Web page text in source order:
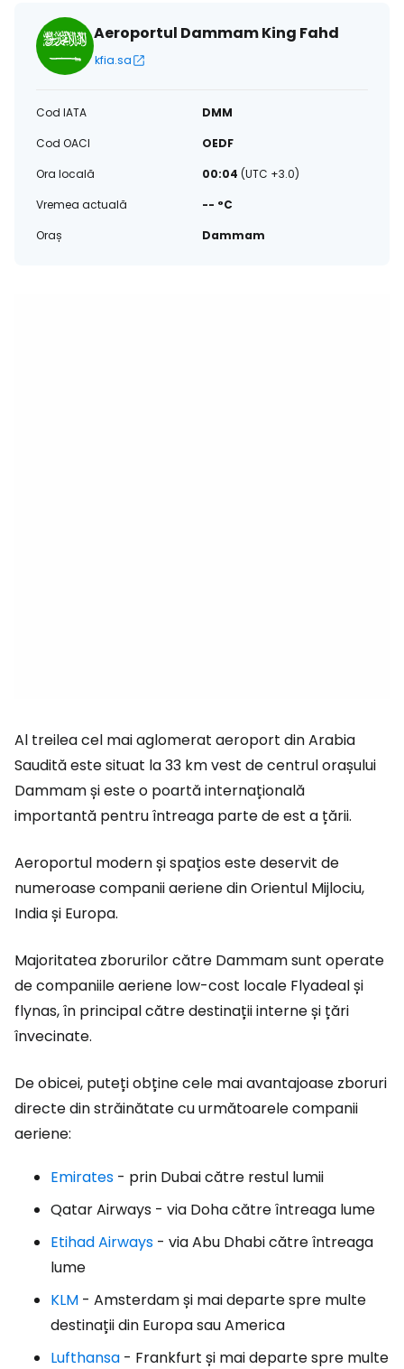
Aeroportul Dammam King Fahd
kfia.sa
Cod IATA
DMM
Cod OACI
OEDF
Ora locală
00:04 (UTC +3.0)
Vremea actuală
-- °C
Oraș
Dammam
Al treilea cel mai aglomerat aeroport din Arabia
Saudită este situat la 33 km vest de centrul orașului
Dammam și este o poartă internațională
importantă pentru întreaga parte de est a țării.
Aeroportul modern și spațios este deservit de
numeroase companii aeriene din Orientul Mijlociu,
India și Europa.
Majoritatea zborurilor către Dammam sunt operate
de companiile aeriene low-cost locale Flyadeal și
flynas, în principal către destinații interne și țări
învecinate.
De obicei, puteți obține cele mai avantajoase zboruri
directe din străinătate cu următoarele companii
aeriene:
Emirates - prin Dubai către restul lumii
Qatar Airways - via Doha către întreaga lume
Etihad Airways - via Abu Dhabi către întreaga
lume
KLM - Amsterdam și mai departe spre multe
destinații din Europa sau America
Lufthansa - Frankfurt și mai departe spre multe